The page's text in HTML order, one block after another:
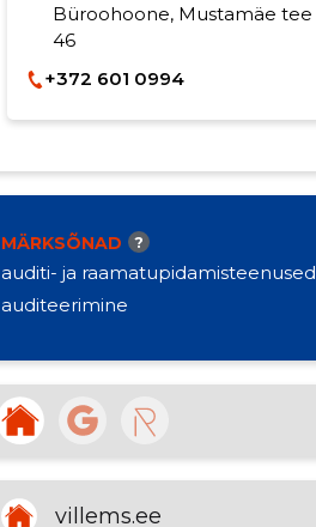
Büroohoone, Mustamäe tee
46
+372 601 0994
MÄRKSÕNAD ?
auditi- ja raamatupidamisteenused
auditeerimine
villems.ee